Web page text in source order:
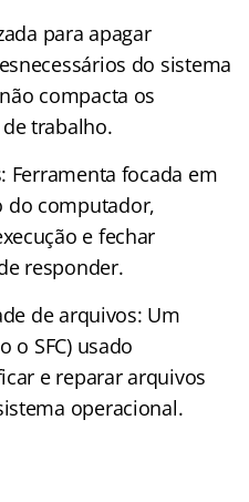
para apagar
do sistema
compacta os
trabalho.
Ferramenta focada em
do computador,
e fechar
responder.
de arquivos: Um
o SFC) usado
e reparar arquivos
operacional.